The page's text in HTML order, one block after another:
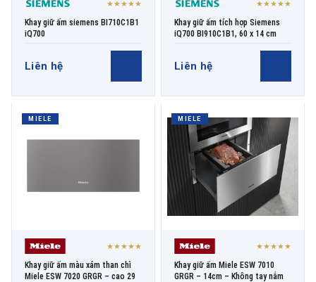
★★★★★
Khay giữ ấm siemens BI710C1B1
iQ700
Liên hệ
★★★★★
Khay giữ ấm tích hợp Siemens
iQ700 BI910C1B1, 60 x 14 cm
Liên hệ
MIELE
★★★★★
Khay giữ ấm màu xám than chì
Miele ESW 7020 GRGR – cao 29
MIELE
★★★★★
Khay giữ ấm Miele ESW 7010
GRGR – 14cm – Không tay nắm